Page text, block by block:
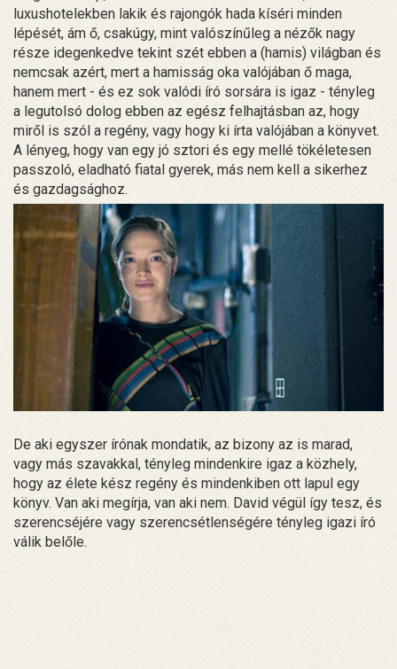
luxushotelekben lakik és rajongók hada kíséri minden
lépését, ám ő, csakúgy, mint valószínűleg a nézők nagy
része idegenkedve tekint szét ebben a (hamis) világban és
nemcsak azért, mert a hamisság oka valójában ő maga,
hanem mert - és ez sok valódi író sorsára is igaz - tényleg
a legutolsó dolog ebben az egész felhajtásban az, hogy
miről is szól a regény, vagy hogy ki írta valójában a könyvet.
A lényeg, hogy van egy jó sztori és egy mellé tökéletesen
passzoló, eladható fiatal gyerek, más nem kell a sikerhez
és gazdagsághoz.
De aki egyszer írónak mondatik, az bizony az is marad,
vagy más szavakkal, tényleg mindenkire igaz a közhely,
hogy az élete kész regény és mindenkiben ott lapul egy
könyv. Van aki megírja, van aki nem. David végül így tesz, és
szerencséjére vagy szerencsétlenségére tényleg igazi író
válik belőle.